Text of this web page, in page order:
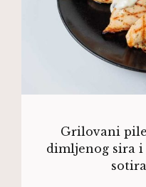
Grilovani
dimljenog sira